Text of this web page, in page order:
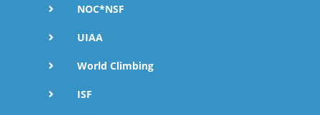
NOC*NSF
UIAA
World Climbing
ISF